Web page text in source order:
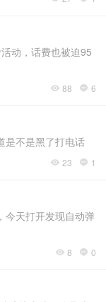
动，话费也被迫95
 88  6
是不是黑了打电话
 23  1
今天打开发现自动弹
 8  0